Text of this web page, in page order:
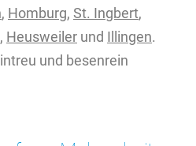
, Homburg, St. Ingbert,
, Heusweiler und Illingen.
und besenrein